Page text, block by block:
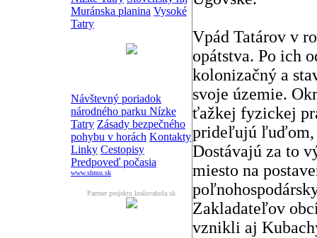
Muránska planina Vysoké
Tatry
Návštevný poriadok
národného parku Nízke
Tatry Zásady bezpečného
pohybu v horách Kontakty
Linky Cestopisy
Predpoveď počasia
www.shmu.sk
Partner projektu kralovahola.sk
Vpád Tatárov v
opátstva. Po ich
kolonizačný a
svoje územie.
ťažkej fyzickej
prideľujú ľuďom,
Dostávajú za to
miesto na
Zakladateľov
vznikli aj